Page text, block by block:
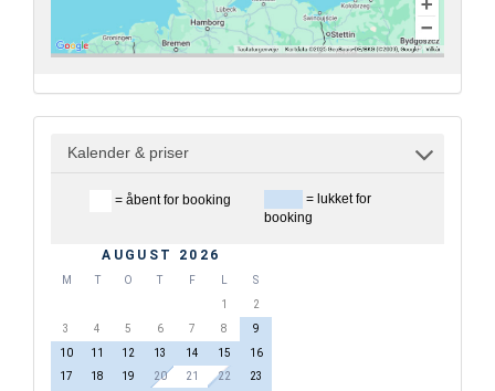
Kalender & priser
= åbent for booking
= lukket for
booking
AUGUST 2026
M T O T F L
S
1
2
3
4 5 6 7 8
9
10
11 12 13 14 15
16
17
18 19 20 21 22
23